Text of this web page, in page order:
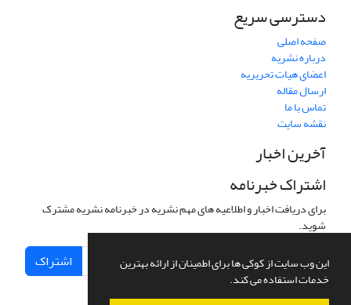
این وب سایت از کوکی ها برای اطمینان از ارائه بهترین
خدمات استفاده می کند.
دسترسی سریع
صفحه اصلی
درباره نشریه
اعضای هیات تحریریه
ارسال مقاله
تماس با ما
نقشه سایت
آخرین اخبار
اشتراک خبرنامه
برای دریافت اخبار و اطلاعیه های مهم نشریه در خبرنامه نشریه مشترک
شوید.
اشتراک